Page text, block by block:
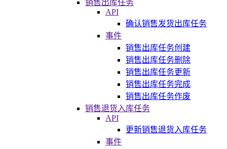
销售出库任务
API
确认销售发货出库任务
事件
销售出库任务创建
销售出库任务删除
销售出库任务更新
销售出库任务完成
销售出库任务作废
销售退货入库任务
API
更新销售退货入库任务
事件